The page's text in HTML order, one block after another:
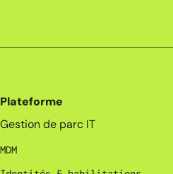
Plateforme
Gestion de parc IT
MDM